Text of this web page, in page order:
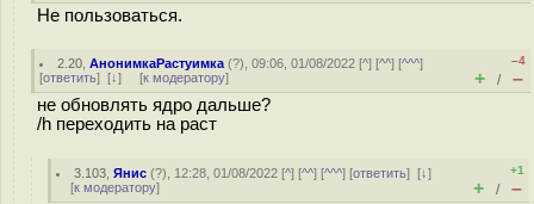
Не пользоваться.
2.20 ,АнонимкаРастуимка (?), 09:06, 01/08/2022 [^] [^^] [^^^]
[ответить] [↓] [к модератору]
–4
+ / –
не обновлять ядро дальше?
/h переходить на раст
3.103 ,Янис (?), 12:28, 01/08/2022 [^] [^^] [^^^] [ответить][↓]
[к модератору]
+1
+ / –